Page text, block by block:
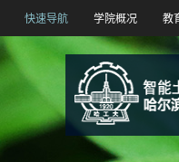
快速导航 学院概况 教